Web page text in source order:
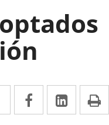
Twitter
Enlace
a
Facebook
Enlace
a
Enlace
a